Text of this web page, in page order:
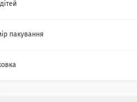
пакування